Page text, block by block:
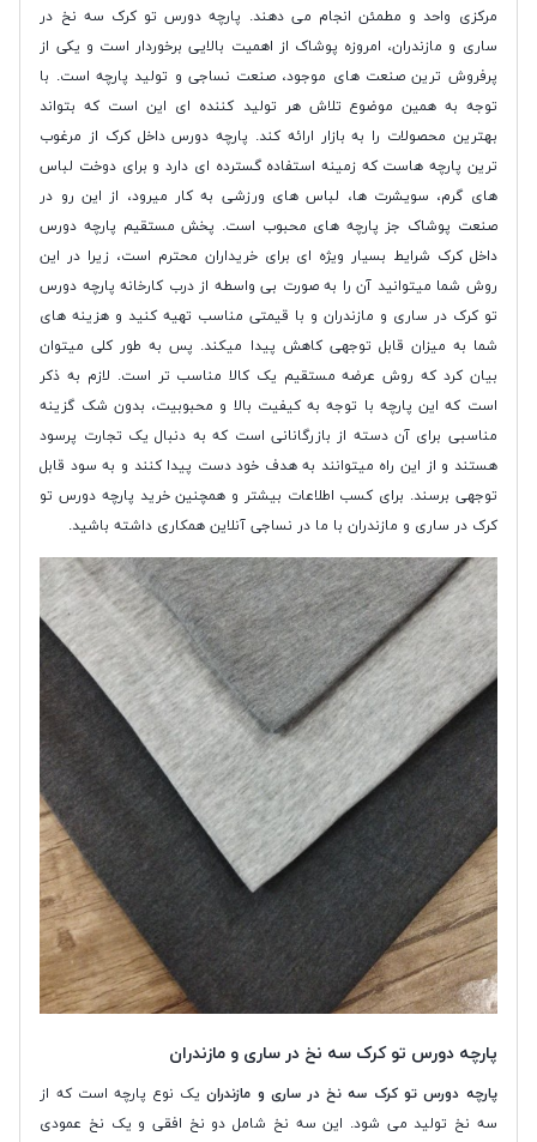
مرکزی واحد و مطمئن انجام می دهند. پارچه دورس تو کرک سه نخ در
ساری و مازندران، امروزه پوشاک از اهمیت بالایی برخوردار است و یکی از
پرفروش ترین صنعت های موجود، صنعت نساجی و تولید پارچه است. با
توجه به همین موضوع تلاش هر تولید کننده ای این است که بتواند
بهترین محصولات را به بازار ارائه کند. پارچه دورس داخل کرک از مرغوب
ترین پارچه هاست که زمینه استفاده گسترده ای دارد و برای دوخت لباس
های گرم، سویشرت ها، لباس های ورزشی به کار میرود، از این رو در
صنعت پوشاک جز پارچه های محبوب است. پخش مستقیم پارچه دورس
داخل کرک شرایط بسیار ویژه ای برای خریداران محترم است، زیرا در این
روش شما میتوانید آن را به صورت بی واسطه از درب کارخانه پارچه دورس
تو کرک در ساری و مازندران و با قیمتی مناسب تهیه کنید و هزینه های
شما به میزان قابل توجهی کاهش پیدا میکند. پس به طور کلی میتوان
بیان کرد که روش عرضه مستقیم یک کالا مناسب تر است. لازم به ذکر
است که این پارچه با توجه به کیفیت بالا و محبوبیت، بدون شک گزینه
مناسبی برای آن دسته از بازرگانانی است که به دنبال یک تجارت پرسود
هستند و از این راه میتوانند به هدف خود دست پیدا کنند و به سود قابل
توجهی برسند. برای کسب اطلاعات بیشتر و همچنین خرید پارچه دورس تو
کرک در ساری و مازندران با ما در نساجی آنلاین همکاری داشته باشید.
پارچه دورس تو کرک سه نخ در ساری و مازندران
پارچه دورس تو کرک سه نخ در ساری و مازندرانیک نوع پارچه است که از
سه نخ تولید می شود. این سه نخ شامل دو نخ افقی و یک نخ عمودی